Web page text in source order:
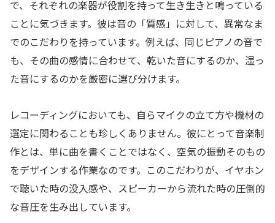
で、それぞれの楽器が役割を持って生き生きと鳴っている
ことに気づきます。彼は音の「質感」に対して、異常なま
でのこだわりを持っています。例えば、同じピアノの音で
も、その曲の感情に合わせて、乾いた音にするのか、湿っ
た音にするのかを厳密に選び分けます。
レコーディングにおいても、自らマイクの立て方や機材の
選定に関わることも珍しくありません。彼にとって音楽制
作とは、単に曲を書くことではなく、空気の振動そのもの
をデザインする作業なのです。このこだわりが、イヤホン
で聴いた時の没入感や、スピーカーから流れた時の圧倒的
な音圧を生み出しています。